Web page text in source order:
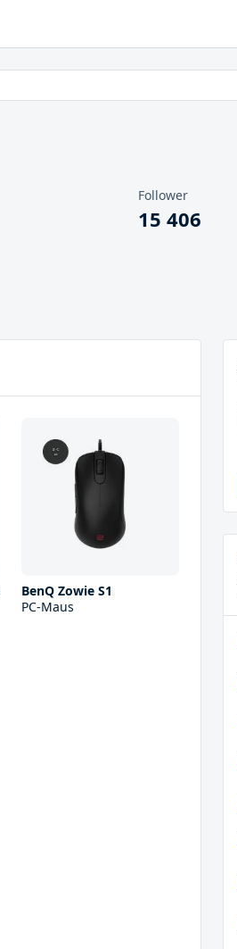
Follower
15 406
BenQ Zowie S1
PC-Maus